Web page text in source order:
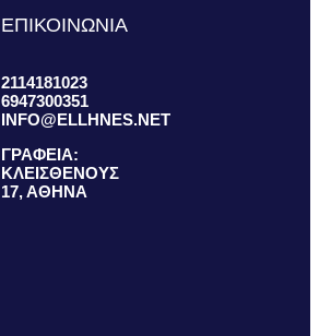
ΕΠΙΚΟΙΝΩΝΙΑ
2114181023
6947300351
INFO@ELLHNES.NET
ΓΡΑΦΕΙΑ:
ΚΛΕΙΣΘΕΝΟΥΣ
17, ΑΘΗΝΑ